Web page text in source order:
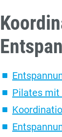
Pilates mit